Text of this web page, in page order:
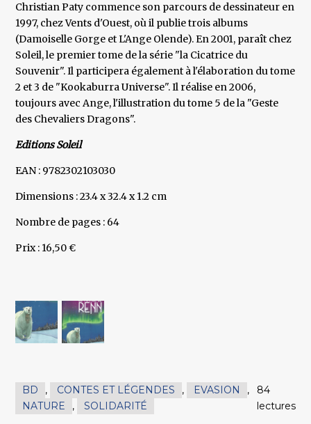
Christian Paty commence son parcours de dessinateur en
1997, chez Vents d'Ouest, où il publie trois albums
(Damoiselle Gorge et L'Ange Olende). En 2001, paraît chez
Soleil, le premier tome de la série "la Cicatrice du
Souvenir". Il participera également à l'élaboration du tome
2 et 3 de "Kookaburra Universe". Il réalise en 2006,
toujours avec Ange, l'illustration du tome 5 de la "Geste
des Chevaliers Dragons".
Editions Soleil
EAN : 9782302103030
Dimensions : 23.4 x 32.4 x 1.2 cm
Nombre de pages : 64
Prix : 16,50 €
BD , CONTES ET LÉGENDES , EVASION
,
NATURE
, SOLIDARITÉ
84
lectures